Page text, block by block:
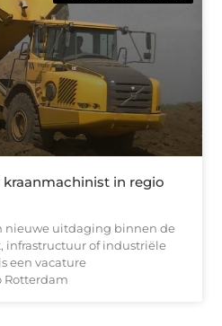
in regio
nieuwe uitdaging binnen de
infrastructuur of industriële
een vacature
Rotterdam